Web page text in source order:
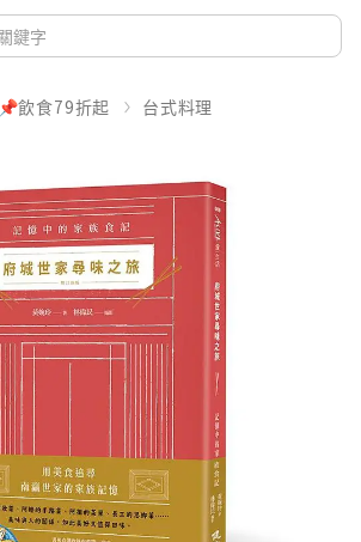
📌飲食79折起 台式料理